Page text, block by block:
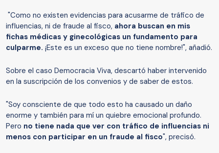
"Como no existen evidencias para acusarme de tráfico de
influencias, ni de fraude al fisco, ahora buscan en mis
fichas médicas y ginecológicas un fundamento para
culparme. ¡Este es un exceso que no tiene nombre!", añadió.
Sobre el caso Democracia Viva, descartó haber intervenido
en la suscripción de los convenios y de saber de estos.
"Soy consciente de que todo esto ha causado un daño
enorme y también para mí un quiebre emocional profundo.
Pero no tiene nada que ver con tráfico de influencias ni
menos con participar en un fraude al fisco", precisó.